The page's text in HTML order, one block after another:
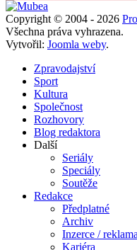
Copyright © 2004 - 2026
Všechna práva vyhrazena.
Vytvořil: Joomla weby.
Zpravodajství
Sport
Kultura
Společnost
Rozhovory
Blog redaktora
Další
Seriály
Speciály
Soutěže
Redakce
Předplatné
Archiv
Inzerce / reklama
Kariéra